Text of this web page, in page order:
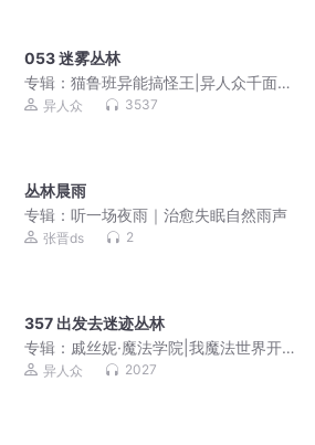
053 迷雾丛林
专辑： 猫鲁班异能搞怪王|异人众千面世
界 异人众 3537
丛林晨雨
专辑： 听一场夜雨｜治愈失眠自然雨声
张晋ds 2
357 出发去迷迹丛林
专辑： 戚丝妮·魔法学院|我魔法世界开荒
种田|爆笑校园冒险
异人众 2027